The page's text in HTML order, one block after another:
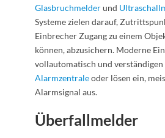
Glasbruchmelderund
Systeme zielen darauf,
Einbrecher Zugang zu einem
können, abzusichern. Moderne
vollautomatisch und verständigen
Alarmzentraleoder lösen ein,
Alarmsignal aus.
Überfallmelder